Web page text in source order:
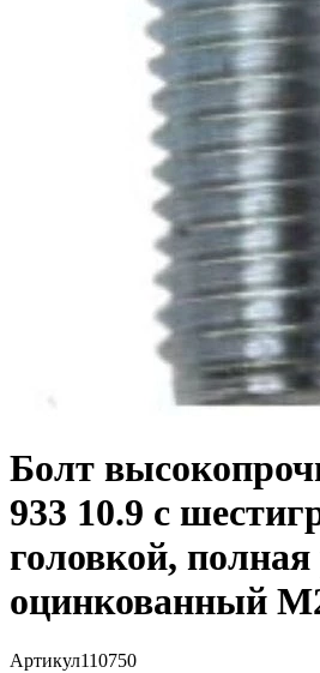
Болт
933 10.9 с
головкой, полная
оцинкованный
Артикул110750